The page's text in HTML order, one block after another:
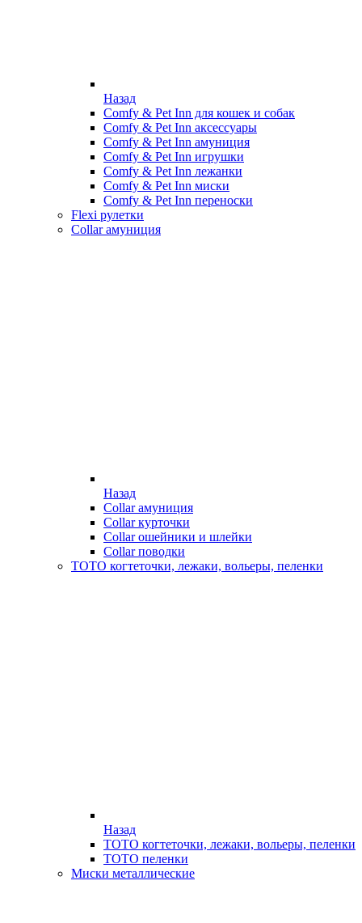
Назад
Comfy & Pet Inn для кошек и собак
Comfy & Pet Inn аксессуары
Comfy & Pet Inn амуниция
Comfy & Pet Inn игрушки
Comfy & Pet Inn лежанки
Comfy & Pet Inn миски
Comfy & Pet Inn переноски
Flexi рулетки
Collar амуниция
Назад
Collar амуниция
Collar курточки
Collar ошейники и шлейки
Collar поводки
ТОТО когтеточки, лежаки, вольеры, пеленки
Назад
ТОТО когтеточки, лежаки, вольеры, пеленки
ТОТО пеленки
Миски металлические